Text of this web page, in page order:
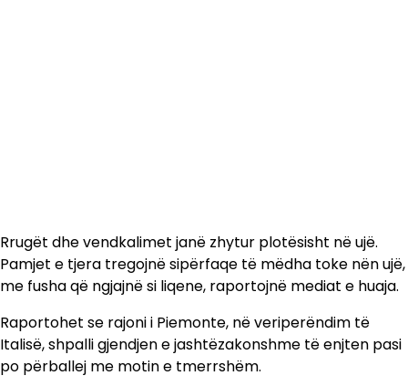
Rrugët dhe vendkalimet janë zhytur plotësisht në ujë.
Pamjet e tjera tregojnë sipërfaqe të mëdha toke nën ujë,
me fusha që ngjajnë si liqene, raportojnë mediat e huaja.
Raportohet se rajoni i Piemonte, në veriperëndim të
Italisë, shpalli gjendjen e jashtëzakonshme të enjten pasi
po përballej me motin e tmerrshëm.